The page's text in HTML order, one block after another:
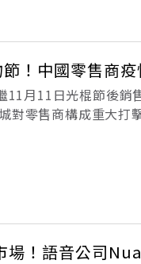
！中國零售商
11月11日光棍節後銷
對零售商構成重大打
場！語音公司